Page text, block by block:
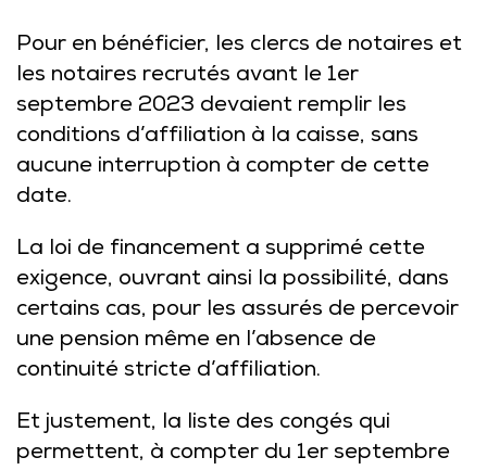
Pour en bénéficier, les clercs de notaires et
les notaires recrutés avant le 1er
septembre 2023 devaient remplir les
conditions d’affiliation à la caisse, sans
aucune interruption à compter de cette
date.
La loi de financement a supprimé cette
exigence, ouvrant ainsi la possibilité, dans
certains cas, pour les assurés de percevoir
une pension même en l’absence de
continuité stricte d’affiliation.
Et justement, la liste des congés qui
permettent, à compter du 1er septembre